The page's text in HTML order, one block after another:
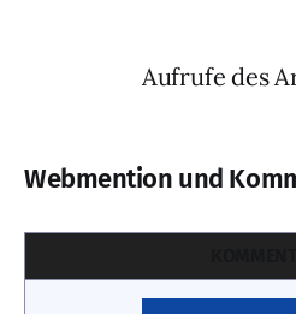
Aufrufe des
Webmention und